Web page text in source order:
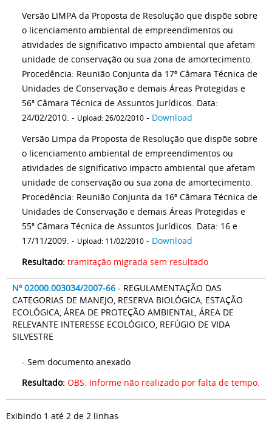
Versão LIMPA da Proposta de Resolução que dispõe sobre
o licenciamento ambiental de empreendimentos ou
atividades de significativo impacto ambiental que afetam
unidade de conservação ou sua zona de amortecimento.
Procedência: Reunião Conjunta da 17ª Câmara Técnica de
Unidades de Conservação e demais Áreas Protegidas e
56ª Câmara Técnica de Assuntos Jurídicos. Data:
24/02/2010. - Upload: 26/02/2010 - Download
Versão Limpa da Proposta de Resolução que dispõe sobre
o licenciamento ambiental de empreendimentos ou
atividades de significativo impacto ambiental que afetam
unidade de conservação ou sua zona de amortecimento.
Procedência: Reunião Conjunta da 16ª Câmara Técnica de
Unidades de Conservação e demais Áreas Protegidas e
55ª Câmara Técnica de Assuntos Jurídicos. Data: 16 e
17/11/2009. - Upload: 11/02/2010 - Download
Resultado: tramitação migrada sem resultado
Nº 02000.003034/2007-66 - REGULAMENTAÇÃO DAS
CATEGORIAS DE MANEJO, RESERVA BIOLÓGICA, ESTAÇÃO
ECOLÓGICA, ÁREA DE PROTEÇÃO AMBIENTAL, ÁREA DE
RELEVANTE INTERESSE ECOLÓGICO, REFÚGIO DE VIDA
SILVESTRE
- Sem documento anexado
Resultado: OBS: Informe não realizado por falta de tempo.
Exibindo 1 até 2 de 2 linhas